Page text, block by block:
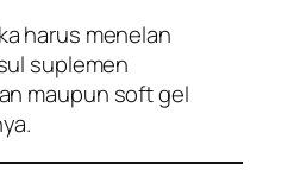
harus menelan
suplemen
maupun soft gel